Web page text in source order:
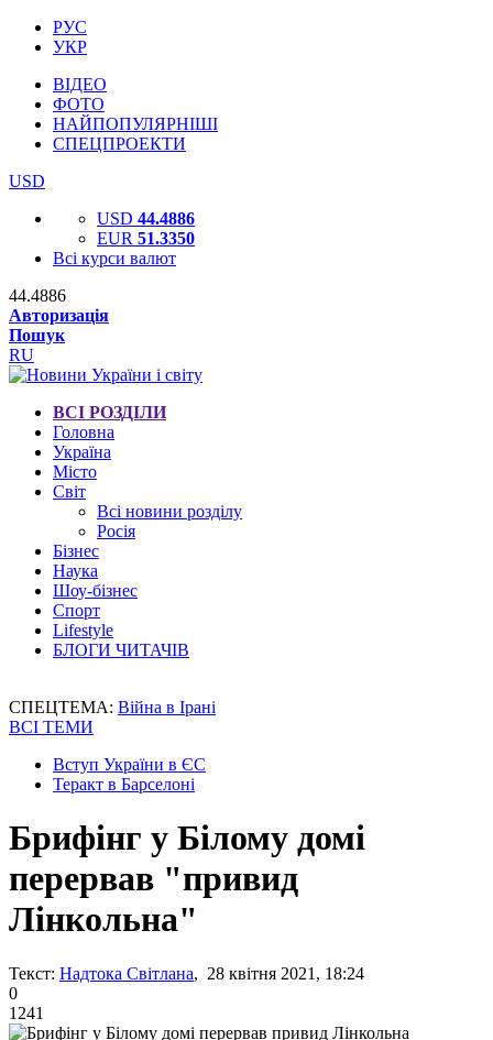
РУС
УКР
ВІДЕО
ФОТО
НАЙПОПУЛЯРНІШІ
СПЕЦПРОЕКТИ
USD
USD 44.4886
EUR 51.3350
Всі курси валют
44.4886
Авторизація
Пошук
RU
ВСІ РОЗДІЛИ
Головна
Україна
Місто
Світ
Всі новини розділу
Росія
Бізнес
Наука
Шоу-бізнес
Спорт
Lifestyle
БЛОГИ ЧИТАЧІВ
СПЕЦТЕМА: Війна в Ірані
ВСІ ТЕМИ
Вступ України в ЄС
Теракт в Барселоні
Брифінг у Білому домі
перервав "привид
Лінкольна"
Текст: Надтока Світлана, 28 квітня 2021, 18:24
0
1241